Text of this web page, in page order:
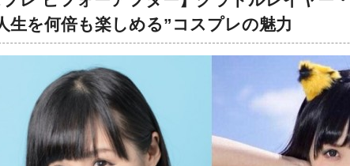
生を何倍も楽しめる”コスプレの魅力